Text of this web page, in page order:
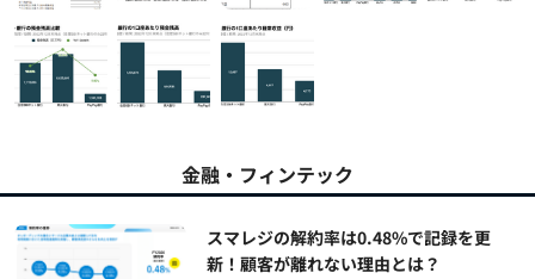
金融・フィンテック
スマレジの解約率は0.48%で記録を更
新！顧客が離れない理由とは？